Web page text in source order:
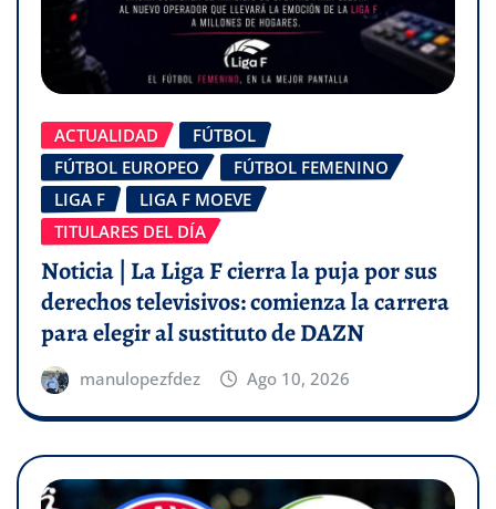
ACTUALIDAD
FÚTBOL
FÚTBOL EUROPEO
FÚTBOL FEMENINO
LIGA F
LIGA F MOEVE
TITULARES DEL DÍA
Noticia | La Liga F cierra la puja por sus
derechos televisivos: comienza la carrera
para elegir al sustituto de DAZN
manulopezfdez Ago 10, 2026